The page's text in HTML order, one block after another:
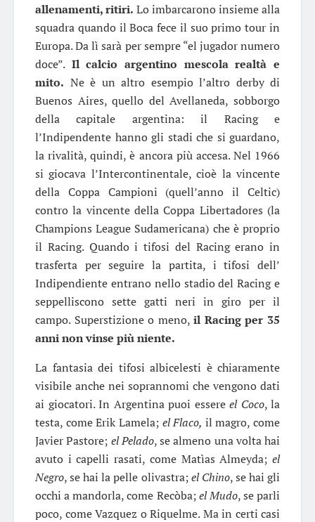
allenamenti, ritiri. Lo imbarcarono insieme alla
squadra quando il Boca fece il suo primo tour in
Europa. Da lì sarà per sempre “el jugador numero
doce”. Il calcio argentino mescola realtà e
mito. Ne è un altro esempio l’altro derby di
Buenos Aires, quello del Avellaneda, sobborgo
della capitale argentina: il Racing e
l’Indipendente hanno gli stadi che si guardano,
la rivalità, quindi, è ancora più accesa. Nel 1966
si giocava l’Intercontinentale, cioè la vincente
della Coppa Campioni (quell’anno il Celtic)
contro la vincente della Coppa Libertadores (la
Champions League Sudamericana) che è proprio
il Racing. Quando i tifosi del Racing erano in
trasferta per seguire la partita, i tifosi dell’
Indipendiente entrano nello stadio del Racing e
seppelliscono sette gatti neri in giro per il
campo. Superstizione o meno,il Racing per 35
anni non vinse più niente.
La fantasia dei tifosi albicelesti è chiaramente
visibile anche nei soprannomi che vengono dati
ai giocatori. In Argentina puoi essere el Coco, la
testa, come Erik Lamela; el Flaco, il magro, come
Javier Pastore; el Pelado, se almeno una volta hai
avuto i capelli rasati, come Matìas Almeyda; el
Negro, se hai la pelle olivastra;el Chino, se hai gli
occhi a mandorla, come Recòba;el Mudo, se parli
poco, come Vazquez o Riquelme. Ma in certi casi